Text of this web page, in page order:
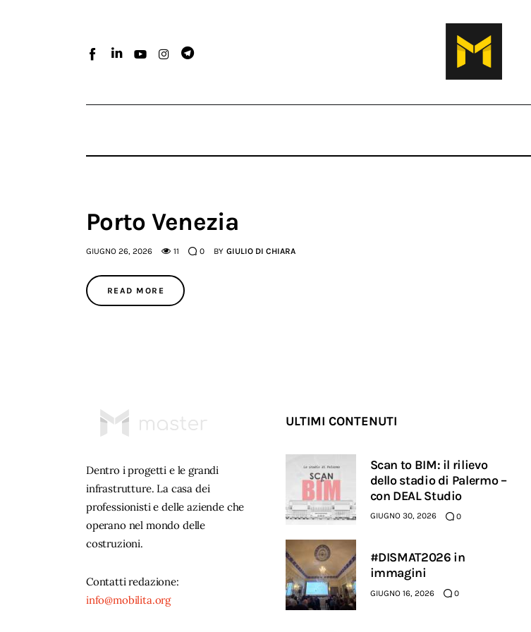
Atlante dei masters
Porto Venezia
GIUGNO 26, 2026 11 0 BY GIULIO DI CHIARA
READ MORE
Dentro i progetti e le grandi
infrastrutture. La casa dei
professionisti e delle aziende che
operano nel mondo delle
costruzioni.
Contatti redazione:
info@mobilita.org
ULTIMI CONTENUTI
Scan to BIM: il rilievo
dello stadio di Palermo –
con DEAL Studio
GIUGNO 30, 2026 0
#DISMAT2026 in
immagini
GIUGNO 16, 2026 0